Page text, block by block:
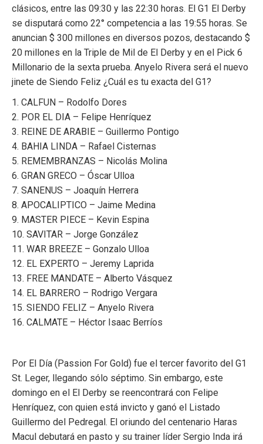
clásicos, entre las 09:30 y las 22:30 horas. El G1 El Derby
se disputará como 22° competencia a las 19:55 horas. Se
anuncian $ 300 millones en diversos pozos, destacando $
20 millones en la Triple de Mil de El Derby y en el Pick 6
Millonario de la sexta prueba. Anyelo Rivera será el nuevo
jinete de Siendo Feliz ¿Cuál es tu exacta del G1?
1. CALFUN – Rodolfo Dores
2. POR EL DIA – Felipe Henríquez
3. REINE DE ARABIE – Guillermo Pontigo
4. BAHIA LINDA – Rafael Cisternas
5. REMEMBRANZAS – Nicolás Molina
6. GRAN GRECO – Óscar Ulloa
7. SANENUS – Joaquín Herrera
8. APOCALIPTICO – Jaime Medina
9. MASTER PIECE – Kevin Espina
10. SAVITAR – Jorge González
11. WAR BREEZE – Gonzalo Ulloa
12. EL EXPERTO – Jeremy Laprida
13. FREE MANDATE – Alberto Vásquez
14. EL BARRERO – Rodrigo Vergara
15. SIENDO FELIZ – Anyelo Rivera
16. CALMATE – Héctor Isaac Berríos
Por El Día (Passion For Gold) fue el tercer favorito del G1
St. Leger, llegando sólo séptimo. Sin embargo, este
domingo en el El Derby se reencontrará con Felipe
Henríquez, con quien está invicto y ganó el Listado
Guillermo del Pedregal. El oriundo del centenario Haras
Macul debutará en pasto y su trainer líder Sergio Inda irá